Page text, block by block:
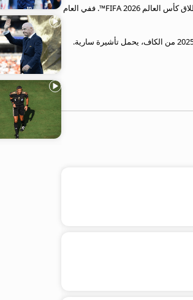
وسياسات الهجرة الصارمة التي تنتهجها إدارة الرئيس الأمريكي دونالد ترامب مصدر قلق قبل انطلاق كأس العالم FIFA 2026™. ففي العام
وكانت تقارير إعلامية قد أفادت بأن عرتن، الذي حصل على لقب أفضل حكم في فئة الرجال عام 2025 من الكاف، يحمل تأشيرة سارية.